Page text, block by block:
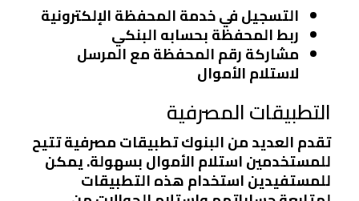
التسجيل في خدمة المحفظة الإلكترونية
ربط المحفظة بحسابه البنكي
مشاركة رقم المحفظة مع المرسل
لاستلام الأموال
التطبيقات المصرفية
تقدم العديد من البنوك تطبيقات مصرفية تتيح
للمستخدمين استلام الأموال بسهولة. يمكن
للمستفيدين استخدام هذه التطبيقات